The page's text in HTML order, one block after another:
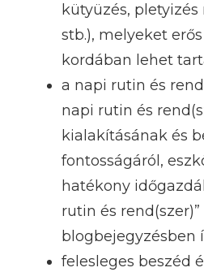
kütyüzés,
stb.), melyeket
kordában lehet
a napi rutin és
napi rutin és
kialakításának és
fontosságáról,
hatékony
rutin és rend(szer)”
blogbejegyzésben
felesleges beszéd